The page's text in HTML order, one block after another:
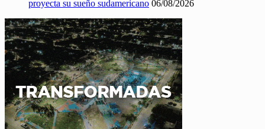
proyecta su sueño sudamericano 06/08/2026